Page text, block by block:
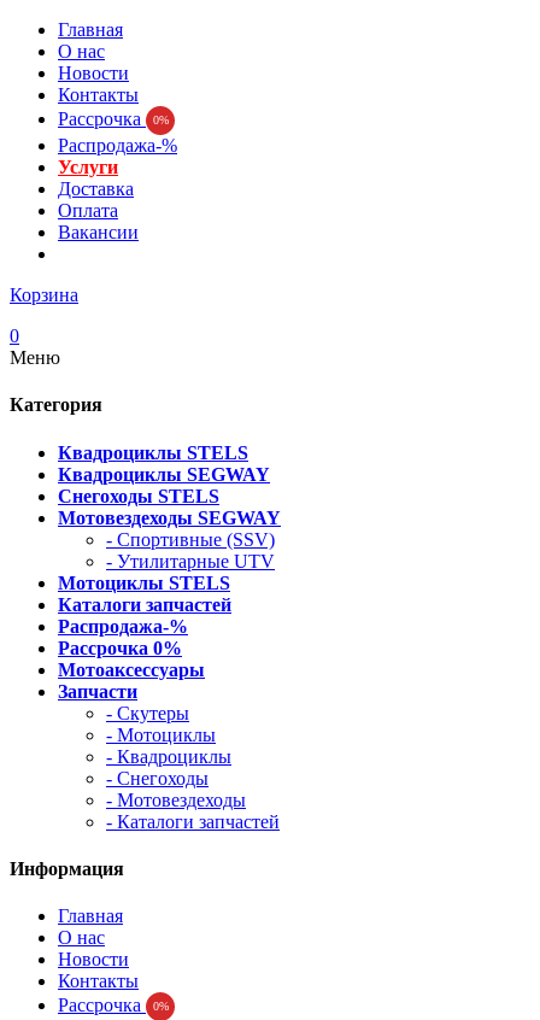
Главная
О нас
Новости
Контакты
Рассрочка
0%
Распродажа-%
Услуги
Доставка
Оплата
Вакансии
Корзина
0
Меню
Категория
Квадроциклы STELS
Квадроциклы SEGWAY
Снегоходы STELS
Мотовездеходы SEGWAY
- Спортивные (SSV)
- Утилитарные UTV
Мотоциклы STELS
Каталоги запчастей
Распродажа-%
Рассрочка 0%
Мотоаксессуары
Запчасти
- Скутеры
- Мотоциклы
- Квадроциклы
- Снегоходы
- Мотовездеходы
- Каталоги запчастей
Информация
Главная
О нас
Новости
Контакты
Рассрочка
0%